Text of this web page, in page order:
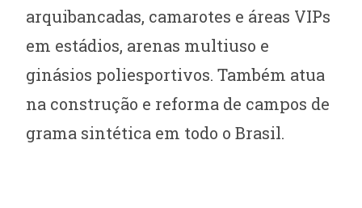
arquibancadas, camarotes e áreas VIPs
em estádios, arenas multiuso e
ginásios poliesportivos. Também atua
na construção e reforma de campos de
grama sintética em todo o Brasil.